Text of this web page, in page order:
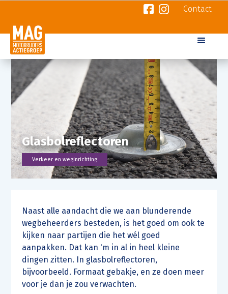
Contact
Glasbolreflectoren
Verkeer en weginrichting
Naast alle aandacht die we aan blunderende
wegbeheerders besteden, is het goed om ook te
kijken naar partijen die het wél goed
aanpakken. Dat kan 'm in al in heel kleine
dingen zitten. In glasbolreflectoren,
bijvoorbeeld. Formaat gebakje, en ze doen meer
voor je dan je zou verwachten.